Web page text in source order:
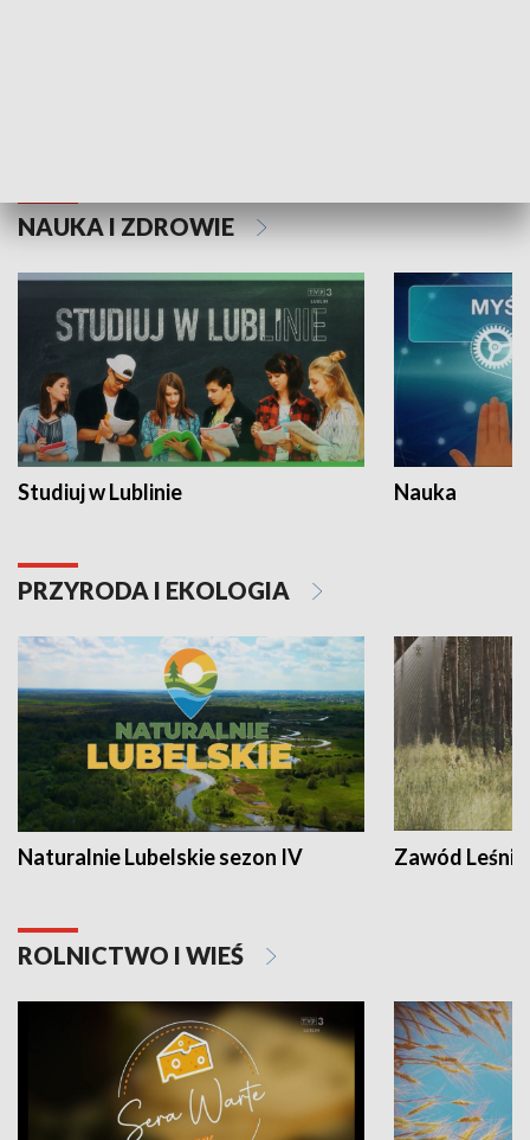
NAUKA I ZDROWIE
Studiuj w Lublinie Nauka
PRZYRODA I EKOLOGIA
Naturalnie Lubelskie sezon IV Zawód Leśnik
ROLNICTWO I WIEŚ